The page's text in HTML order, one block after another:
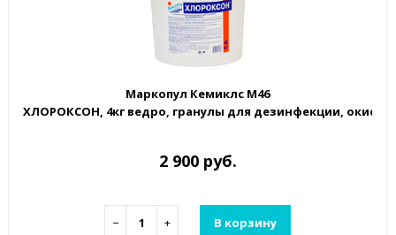
Маркопул Кемиклс М46
ХЛОРОКСОН, 4кг ведро, гранулы для дезинфекции,
2 900 руб.
− + В корзину